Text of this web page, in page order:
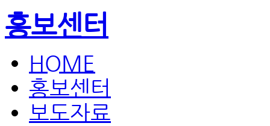
홍보센터
HOME
홍보센터
보도자료